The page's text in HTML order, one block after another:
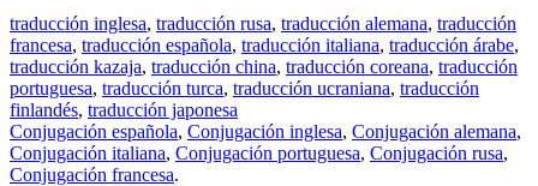
traducción inglesa, traducción rusa, traducción alemana, traducción
francesa, traducción española, traducción italiana, traducción árabe,
traducción kazaja, traducción china, traducción coreana, traducción
portuguesa, traducción turca, traducción ucraniana, traducción
finlandés, traducción japonesa
Conjugación española, Conjugación inglesa, Conjugación alemana,
Conjugación italiana, Conjugación portuguesa, Conjugación rusa,
Conjugación francesa.